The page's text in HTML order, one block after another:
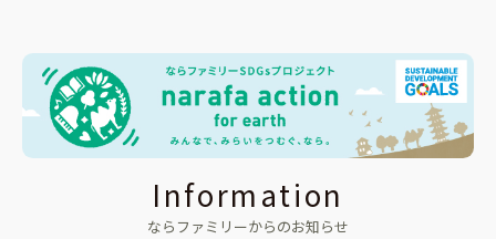
Information
ならファミリーからのお知らせ